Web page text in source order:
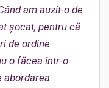
am auzit-o de
șocat, pentru că
de ordine
o făcea într-o
abordarea